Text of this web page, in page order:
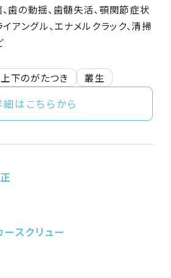
歯の動揺、歯髄失活、顎関節症状
アングル、エナメルクラック、清掃
上下のがたつき 叢生
はこちらから
スクリュー